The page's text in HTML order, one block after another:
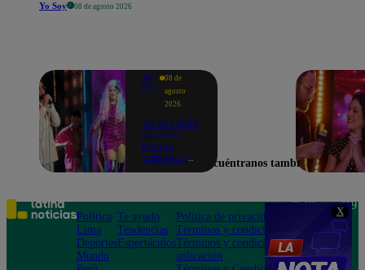
X
Yo Soy 08 de agosto 2026
Yo
Soy
08 de
agosto
2026
Yo Soy 2026
EN VIVO:
Franco
Cabrera y
en Bad
Bunny y
Karol G
Encuéntranos también en
Política
Lima
Deportes
Mundo
Te ayudo
Tendencias
Espectáculos
Política de privacidad
Términos y condiciones
Términos y condiciones
aplicación
Teléfono: 219
Av. San
Felipe 968
Jesús María